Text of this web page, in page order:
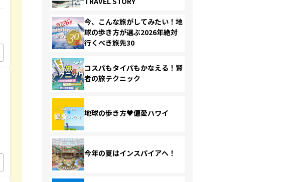
今、こんな旅がしてみたい！地
球の歩き方が選ぶ2026年絶対
行くべき旅先30
コスパもタイパもかなえる！賢
者の旅テクニック
地球の歩き方♥偏愛ハワイ
今年の夏はインスパイアへ！